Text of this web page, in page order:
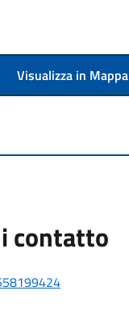
Visualizza in Mappa
contatto